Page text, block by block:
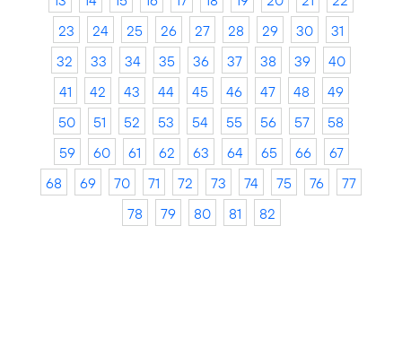
23
24 25 26 27 28 29 30
31
32
33 34 35 36 37 38 39
40
41
42 43 44 45 46 47 48
49
50
51 52 53 54 55 56 57
58
59
60 61 62 63 64 65 66
67
68
69 70 71 72 73 74 75 76
77
78
79 80 81 82